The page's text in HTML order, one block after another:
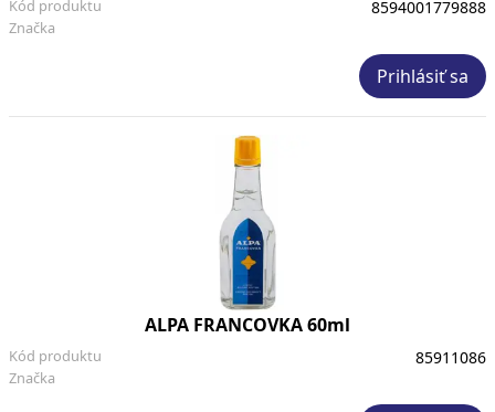
Značka
Kód produktu 8594001779888
Prihlásiť sa
ALPA FRANCOVKA 60ml
Značka
Kód produktu 85911086